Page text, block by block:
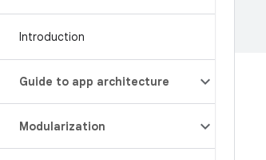
Introduction
Guide to app architecture
Modularization